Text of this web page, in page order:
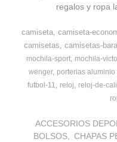
regalos y ropa
camiseta camiseta-
camisetas camisetas-
mochila-sport mochila-
wenger porterias
futbol-11
reloj reloj-de-
ACCESORIOS
BOLSOS
CHAPAS